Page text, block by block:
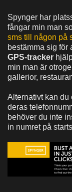
Spynger har
fångar min man
sms till någon på
bestämma sig för
GPS-tracker
min man är
gallerior,
Alternativt kan du
deras
behöver du inte
in numret på